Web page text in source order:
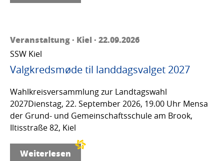
Veranstaltung · Kiel · 22.09.2026
SSW Kiel
Valgkredsmøde til landdagsvalget 2027
Wahlkreisversammlung zur Landtagswahl
2027Dienstag, 22. September 2026, 19.00 Uhr Mensa
der Grund- und Gemeinschaftsschule am Brook,
Iltisstraße 82, Kiel
Weiterlesen